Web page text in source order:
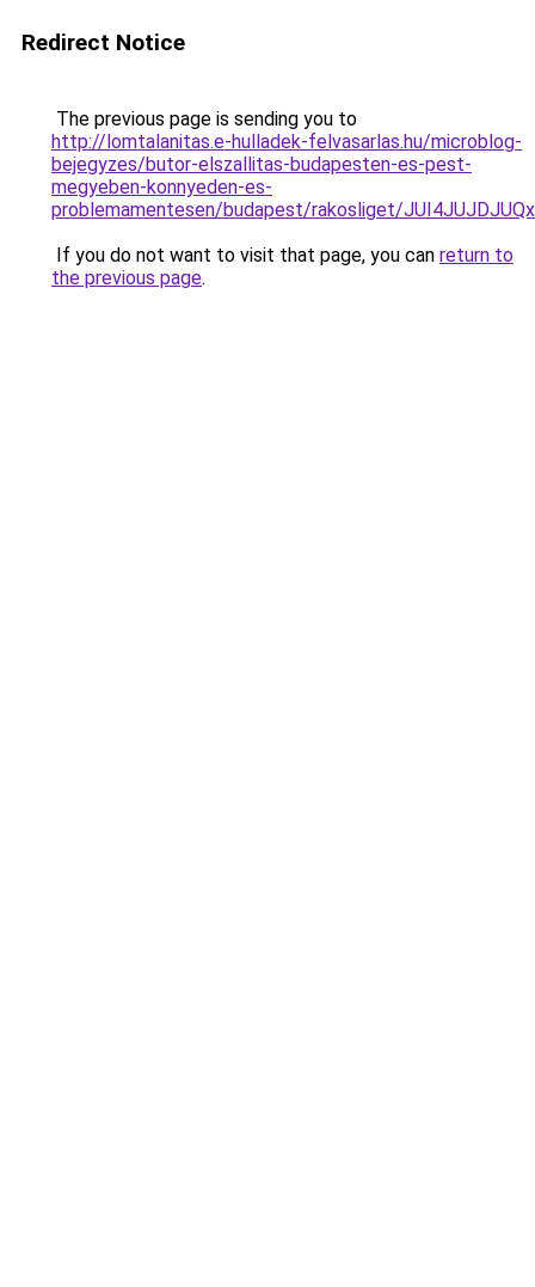
Redirect Notice
The previous page is sending you to
http://lomtalanitas.e-hulladek-felvasarlas.hu/microblog-
bejegyzes/butor-elszallitas-budapesten-es-pest-
megyeben-konnyeden-es-
problemamentesen/budapest/rakosliget/
If you do not want to visit that page, you can return to
the previous page.